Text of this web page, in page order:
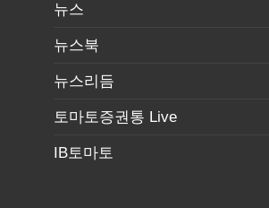
뉴스
뉴스북
뉴스리듬
토마토증권통 Live
IB토마토